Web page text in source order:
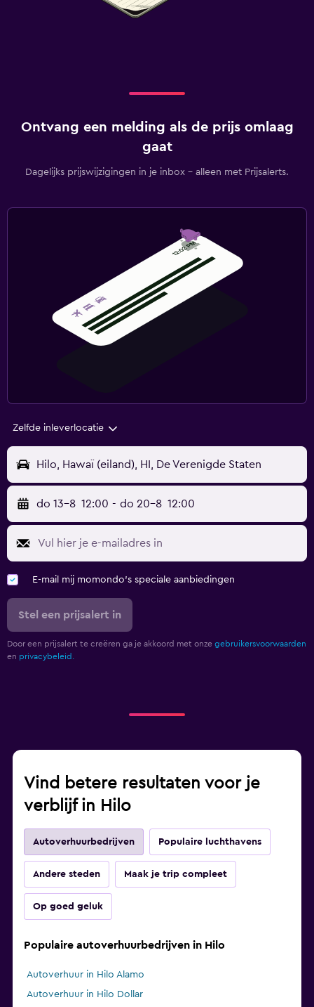
Ontvang een melding als de prijs omlaag
gaat
Dagelijks prijswijzigingen in je inbox - alleen met Prijsalerts.
Zelfde inleverlocatie
Hilo, Hawaï (eiland), HI, De Verenigde Staten
do 13-8 12:00 - do 20-8 12:00
E-mail mij momondo's speciale aanbiedingen
Stel een prijsalert in
Door een prijsalert te creëren ga je akkoord met onze gebruikersvoorwaarden
en privacybeleid.
Vind betere resultaten voor je
verblijf in Hilo
Autoverhuurbedrijven Populaire luchthavens
Andere steden Maak je trip compleet
Op goed geluk
Populaire autoverhuurbedrijven in Hilo
Autoverhuur in Hilo Alamo
Autoverhuur in Hilo Dollar